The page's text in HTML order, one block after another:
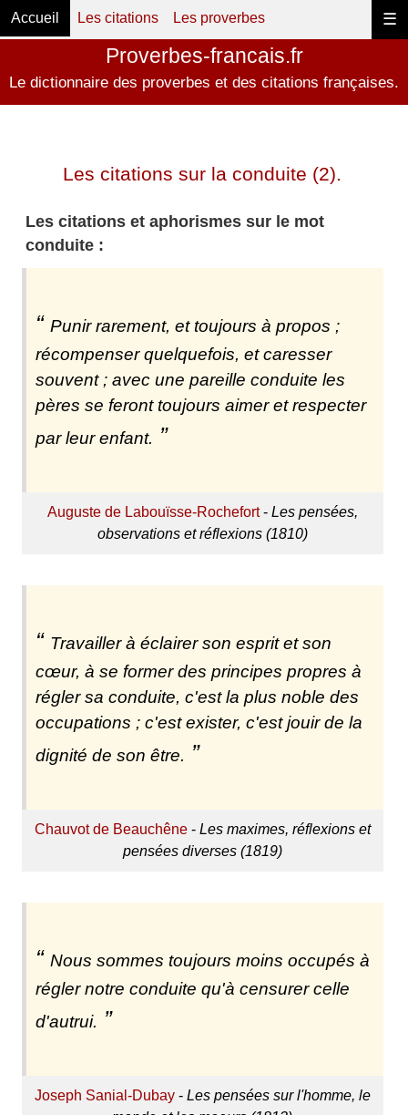
☰
Accueil Les citations Les proverbes
Proverbes-francais.fr
Le dictionnaire des proverbes et des citations françaises.
Les citations sur la conduite (2).
Les citations et aphorismes sur le mot
conduite :
Punir rarement, et toujours à propos ;
récompenser quelquefois, et caresser
souvent ; avec une pareille conduite les
pères se feront toujours aimer et respecter
par leur enfant.
Auguste de Labouïsse-Rochefort- Les pensées,
observations et réflexions (1810)
Travailler à éclairer son esprit et son
cœur, à se former des principes propres à
régler sa conduite, c'est la plus noble des
occupations ; c'est exister, c'est jouir de la
dignité de son être.
Chauvot de Beauchêne- Les maximes, réflexions et
pensées diverses (1819)
Nous sommes toujours moins occupés à
régler notre conduite qu'à censurer celle
d'autrui.
Joseph Sanial-Dubay- Les pensées sur l'homme, le